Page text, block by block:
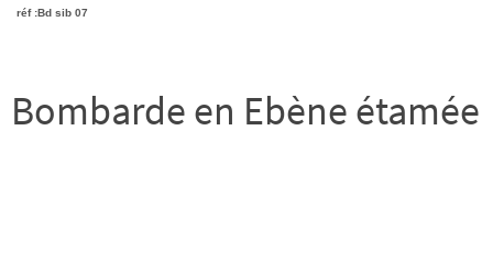
réf :Bd sib 07
Bombarde en Ebène étamée